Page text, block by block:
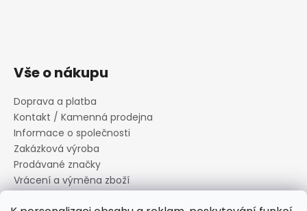
Vše o nákupu
Doprava a platba
Kontakt / Kamenná prodejna
Informace o společnosti
Zakázková výroba
Prodávané značky
Vrácení a výměna zboží